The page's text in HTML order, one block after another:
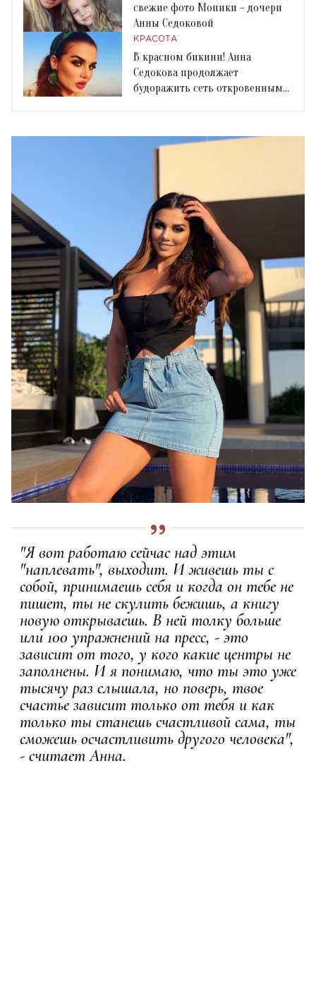
свежие фото Моники - дочери
Анны Седоковой
КРАСОТА
В красном бикини! Анна
Седокова продолжает
будоражить сеть откровенными
"Я вот работаю сейчас над этим
"наплевать", выходит. И живешь ты с
собой, принимаешь себя и когда он тебе не
пишет, ты не скулить бежишь, а книгу
новую открываешь. В ней толку больше
или 100 упражнений на пресс, - это
зависит от того, у кого какие центры не
заполнены. И я понимаю, что ты это уже
тысячу раз слышала, но поверь, твое
счастье зависит только от тебя и как
только ты станешь счастливой сама, ты
сможешь осчастливить другого человека",
- считает Анна.